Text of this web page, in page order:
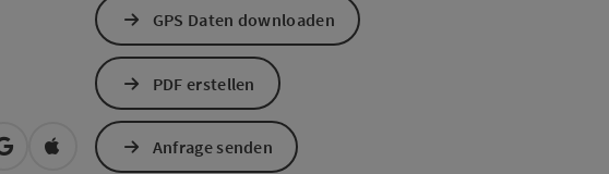
in Google Maps öffnen
in Apple Maps öffnen
GPS Daten downloaden
PDF erstellen
Anfrage senden